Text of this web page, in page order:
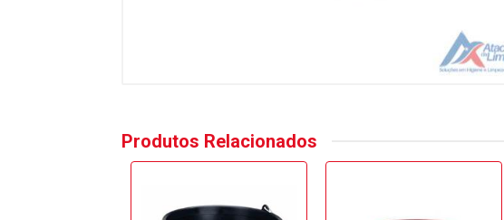
Produtos Relacionados